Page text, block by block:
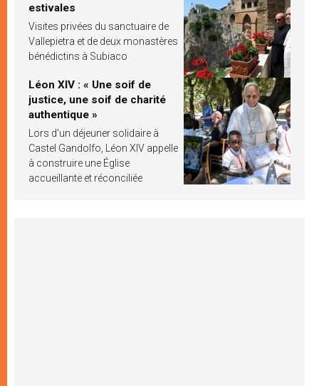
estivales
Visites privées du sanctuaire de
Vallepietra et de deux monastères
bénédictins à Subiaco
Léon XIV : « Une soif de
justice, une soif de charité
authentique »
Lors d’un déjeuner solidaire à
Castel Gandolfo, Léon XIV appelle
à construire une Église
accueillante et réconciliée